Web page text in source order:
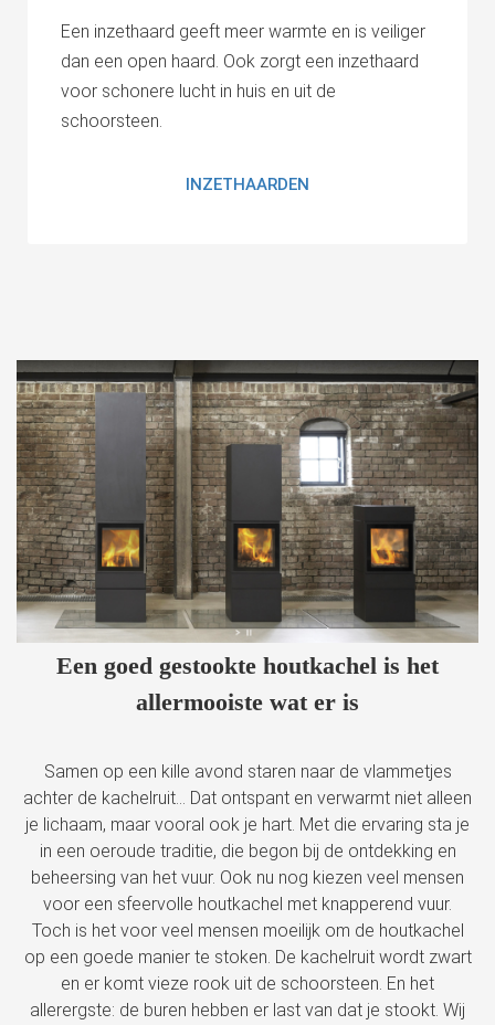
Een inzethaard geeft meer warmte en is veiliger
dan een open haard. Ook zorgt een inzethaard
voor schonere lucht in huis en uit de
schoorsteen.
INZETHAARDEN
Een goed gestookte houtkachel is het
allermooiste wat er is
Samen op een kille avond staren naar de vlammetjes
achter de kachelruit… Dat ontspant en verwarmt niet alleen
je lichaam, maar vooral ook je hart. Met die ervaring sta je
in een oeroude traditie, die begon bij de ontdekking en
beheersing van het vuur. Ook nu nog kiezen veel mensen
voor een sfeervolle houtkachel met knapperend vuur.
Toch is het voor veel mensen moeilijk om de houtkachel
op een goede manier te stoken. De kachelruit wordt zwart
en er komt vieze rook uit de schoorsteen. En het
allerergste: de buren hebben er last van dat je stookt. Wij